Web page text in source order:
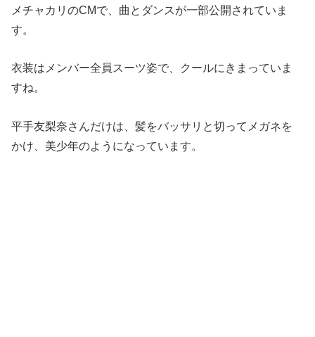
メチャカリのCMで、曲とダンスが一部公開されていま
す。
衣装はメンバー全員スーツ姿で、クールにきまっていま
すね。
平手友梨奈さんだけは、髪をバッサリと切ってメガネを
かけ、美少年のようになっています。